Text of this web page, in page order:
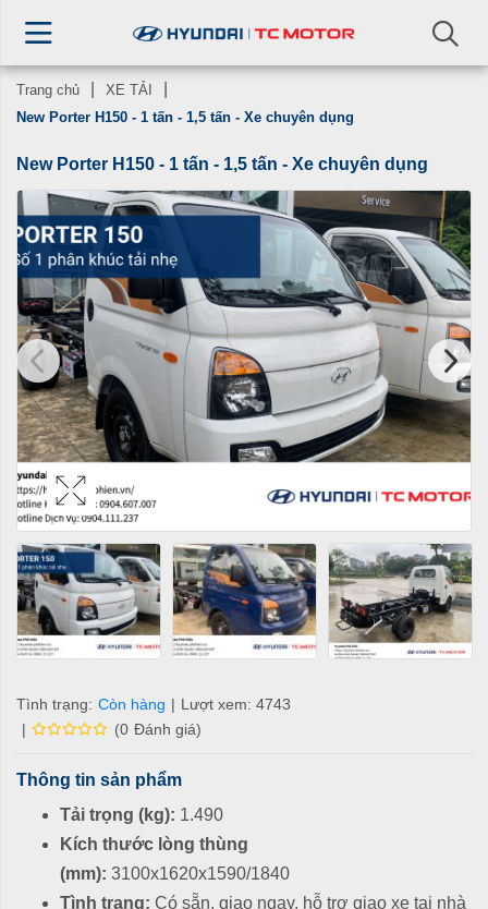
Trang chủ
XE TẢI
New Porter H150 - 1 tấn - 1,5 tấn - Xe chuyên dụng
New Porter H150 - 1 tấn - 1,5 tấn - Xe chuyên dụng
Tình trạng: Còn hàng | Lượt xem: 4743
|
(0 Đánh giá)
Thông tin sản phẩm
Tải trọng (kg): 1.490
Kích thước lòng thùng
(mm): 3100x1620x1590/1840
Tình trạng: Có sẵn, giao ngay, hỗ trợ giao xe tại nhà